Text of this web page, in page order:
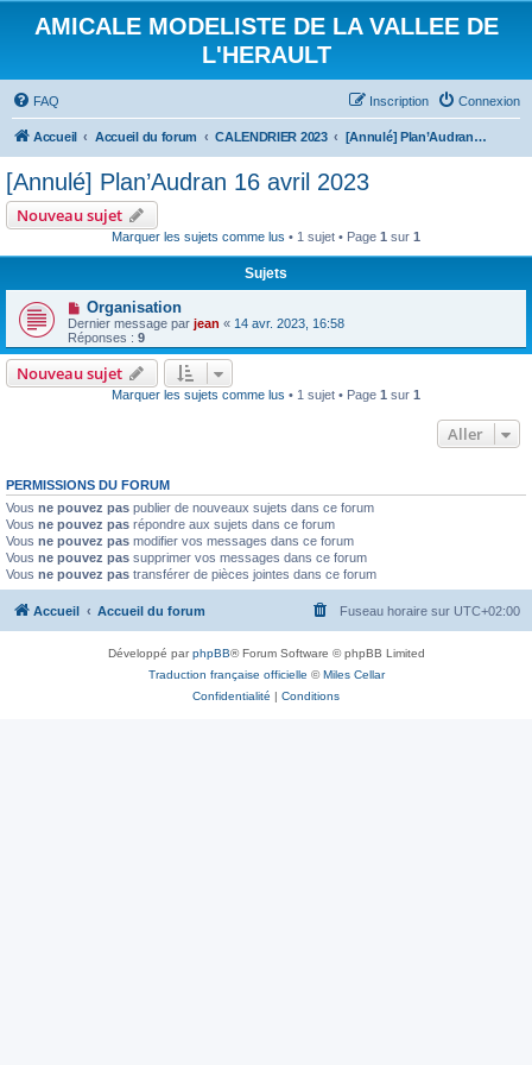
AMICALE MODELISTE DE LA VALLEE DE
L'HERAULT
FAQ Connexion
Inscription
Accueil Accueil du forum CALENDRIER 2023 [Annulé] Plan’Audran 16 avril 2023
[Annulé] Plan’Audran 16 avril 2023
Nouveau sujet
Marquer les sujets comme lus • 1 sujet • Page 1 sur 1
Sujets
Organisation
Dernier message par jean « 14 avr. 2023, 16:58
Réponses : 9
Nouveau sujet
Marquer les sujets comme lus • 1 sujet • Page 1 sur 1
Aller
PERMISSIONS DU FORUM
Vous ne pouvez pas publier de nouveaux sujets dans ce forum
Vous ne pouvez pas répondre aux sujets dans ce forum
Vous ne pouvez pas modifier vos messages dans ce forum
Vous ne pouvez pas supprimer vos messages dans ce forum
Vous ne pouvez pas transférer de pièces jointes dans ce forum
Accueil Accueil du forum Fuseau horaire sur UTC+02:00
Développé parphpBB® Forum Software © phpBB Limited
Traduction française officielle ©Miles Cellar
Confidentialité | Conditions